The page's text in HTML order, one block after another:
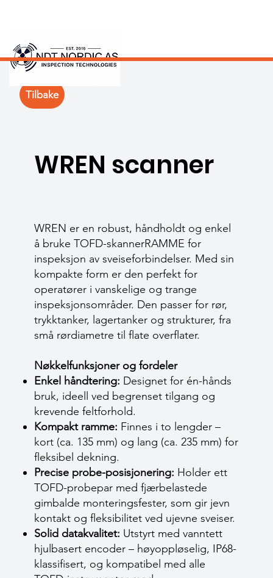
WREN scanner
WREN er en robust, håndholdt og enkel
å bruke TOFD-skannerRAMME for
inspeksjon av sveiseforbindelser. Med sin
kompakte form er den perfekt for
operatører i vanskelige og trange
inspeksjonsområder. Den passer for rør,
trykktanker, lagertanker og strukturer, fra
små rørdiametre til flate overflater.
Nøkkelfunksjoner og fordeler
Enkel håndtering: Designet for én-hånds
bruk, ideell ved begrenset tilgang og
krevende feltforhold.
Kompakt ramme: Finnes i to lengder –
kort (ca. 135 mm) og lang (ca. 235 mm) for
fleksibel dekning.
Precise probe-posisjonering: Holder ett
TOFD-probepar med fjærbelastede
gimbalde monteringsfester, som gir jevn
kontakt og fleksibilitet ved ujevne sveiser.
Solid datakvalitet: Utstyrt med vanntett
hjulbasert encoder – høyoppløselig, IP68-
klassifisert, og kompatibel med alle
Tilbake